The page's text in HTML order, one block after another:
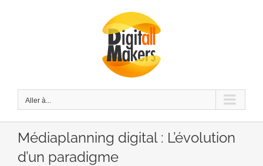
Aller à...
Médiaplanning digital : L’évolution
d’un paradigme